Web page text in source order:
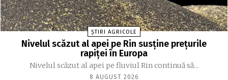
ȘTIRI AGRICOLE
Nivelul scăzut al apei pe Rin susține prețurile
rapiței în Europa
Nivelul scăzut al apei pe fluviul Rin continuă să...
8 AUGUST 2026